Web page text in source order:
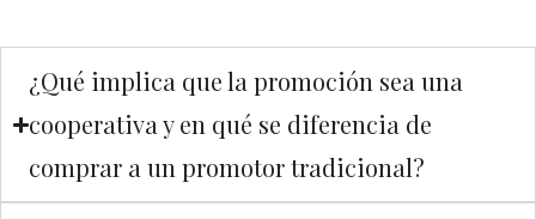
¿Qué implica que la promoción sea una
cooperativa y en qué se diferencia de
comprar a un promotor tradicional?